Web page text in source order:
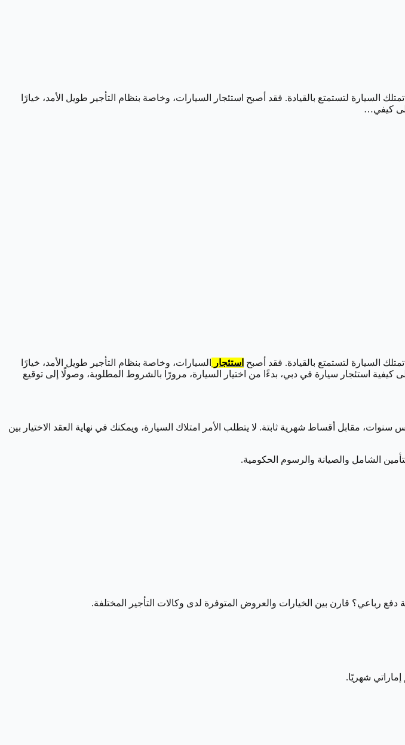
السيارة لتستمتع بالقيادة. فقد أصبح استئجار السيارات، وخاصة بنظام التأجير طويل الأمد، خيارًا
كيفي…
السيارة لتستمتع بالقيادة. فقد أصبح استئجار
السيارات، وخاصة بنظام التأجير طويل الأمد، خيارًا
استئجار سيارة في دبي، بدءًا من اختيار السيارة، مرورًا بالشروط المطلوبة، وصولًا إلى توقيع
مقابل أقساط شهرية ثابتة. لا يتطلب الأمر امتلاك السيارة، ويمكنك في نهاية العقد الاختيار بين
الشامل والصيانة والرسوم الحكومية.
دفع رباعي؟ قارن بين الخيارات والعروض المتوفرة لدى وكالات التأجير المختلفة.